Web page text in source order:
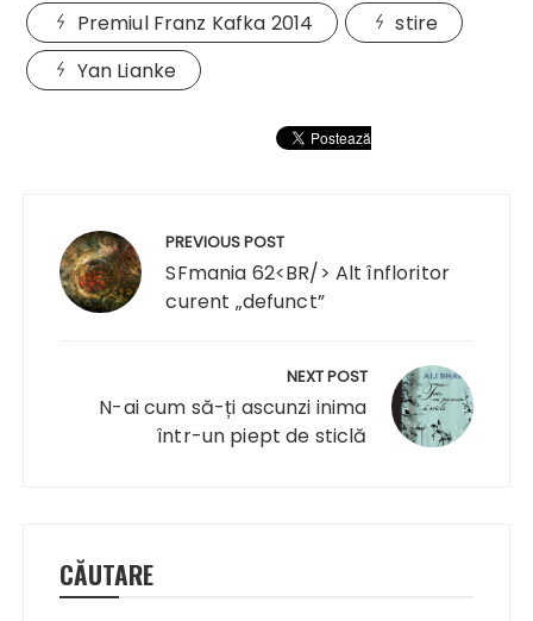
Premiul Franz Kafka 2014
stire
Yan Lianke
articole
PREVIOUS POST
SFmania 62<BR/> Alt înfloritor
curent „defunct”
NEXT POST
N-ai cum să-ți ascunzi inima
într-un piept de sticlă
CĂUTARE